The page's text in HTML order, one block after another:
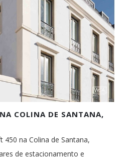
COLINA DE SANTANA,
450 na Colina de Santana,
de estacionamento e